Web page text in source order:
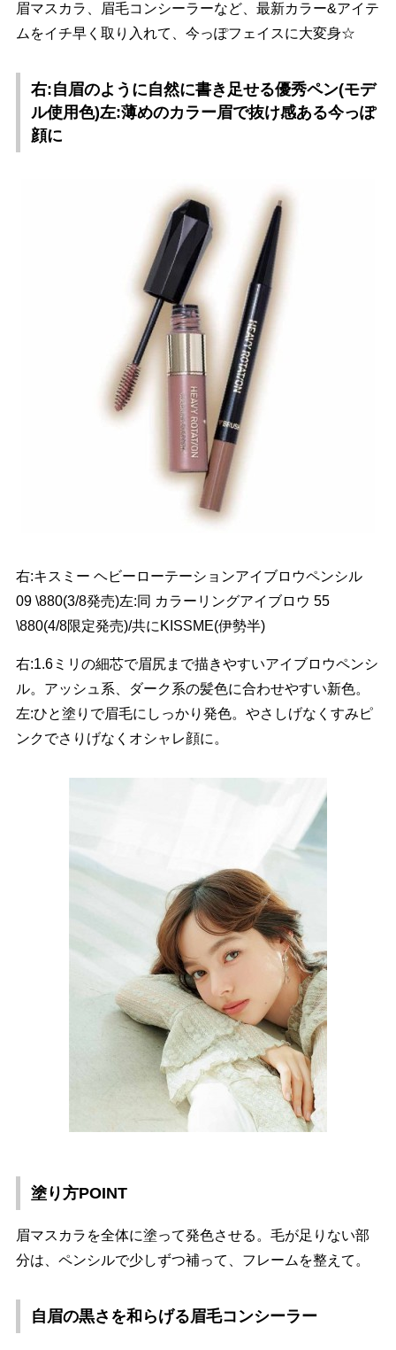
眉マスカラ、眉毛コンシーラーなど、最新カラー&アイテ
ムをイチ早く取り入れて、今っぽフェイスに大変身☆
右:自眉のように自然に書き足せる優秀ペン(モデ
ル使用色)左:薄めのカラー眉で抜け感ある今っぽ
顔に
右:キスミー ヘビーローテーションアイブロウペンシル
09 \880(3/8発売)左:同 カラーリングアイブロウ 55
\880(4/8限定発売)/共にKISSME(伊勢半)
右:1.6ミリの細芯で眉尻まで描きやすいアイブロウペンシ
ル。アッシュ系、ダーク系の髪色に合わせやすい新色。
左:ひと塗りで眉毛にしっかり発色。やさしげなくすみピ
ンクでさりげなくオシャレ顔に。
塗り方POINT
眉マスカラを全体に塗って発色させる。毛が足りない部
分は、ペンシルで少しずつ補って、フレームを整えて。
自眉の黒さを和らげる眉毛コンシーラー